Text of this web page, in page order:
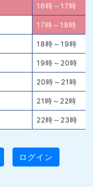
16時～17時
17時～18時
18時～19時
19時～20時
20時～21時
21時～22時
22時～23時
ログイン